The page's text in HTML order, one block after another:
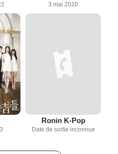
3 mai 2020
Ronin K-Pop
Date de sortie inconnue